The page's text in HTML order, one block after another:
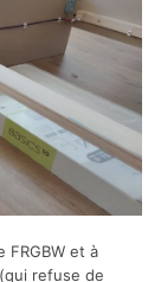
et à
refuse de